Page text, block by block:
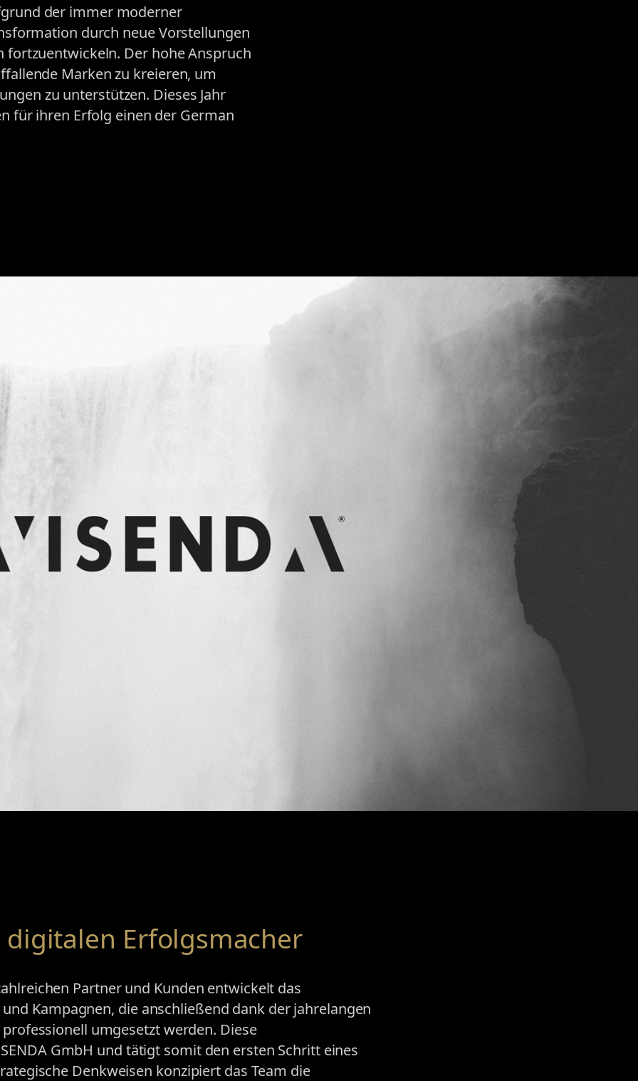
der immer moderner
durch neue Vorstellungen
Der hohe Anspruch
Marken zu kreieren, um
zu unterstützen. Dieses Jahr
für ihren Erfolg einen der German
digitalen Erfolgsmacher
Partner und Kunden entwickelt das
Kampagnen, die anschließend dank der jahrelangen
umgesetzt werden. Diese
GmbH und tätigt somit den ersten Schritt eines
Denkweisen konzipiert das Team die